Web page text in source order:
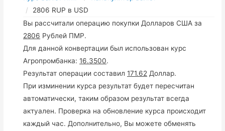
2806 RUP в USD
Вы рассчитали операцию покупки Долларов США за
2806 Рублей ПМР.
Для данной конвертации был использован курс
Агропромбанка:16.3500.
Результат операции составил171.62 Доллар.
При изминении курса результат будет пересчитан
автоматически, таким образом результат всегда
актуален. Проверка на обновление курса происходит
каждый час. Дополнительно, Вы можете обменять